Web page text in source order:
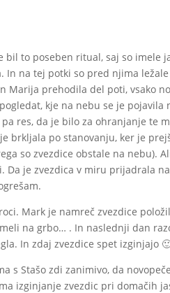
bil to poseben ritual, saj so imele
In na tej potki so pred njima
Marija prehodila del poti, vsako
kje na nebu se je pojavila
pa res, da je bilo za ohranjanje te
brkljala po stanovanju, ker je
so zvezdice obstale na nebu).
Da je zvezdica v miru prijadrala
Mark je namreč zvezdice
na grbo… . In naslednji dan
In zdaj zvezdice spet izginjajo
s Stašo zdi zanimivo, da
izginjanje zvezdic pri domačih